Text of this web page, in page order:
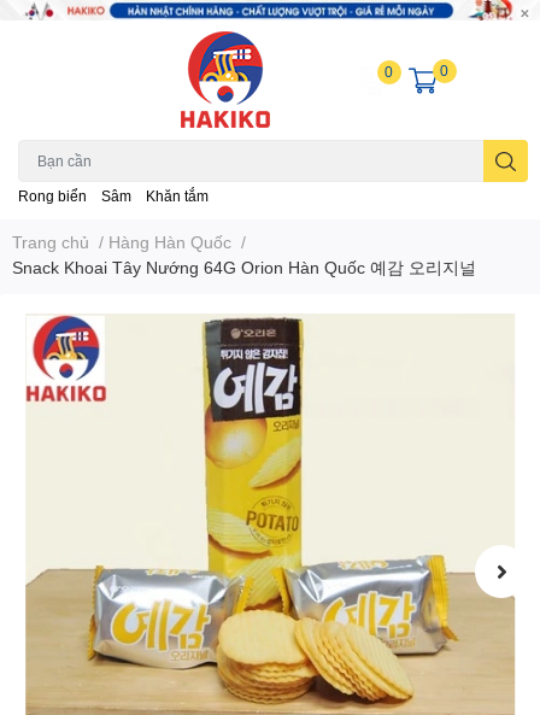
Rong biển Sâm Khăn tắm
0 0
Trang chủ / Hàng Hàn Quốc /
Snack Khoai Tây Nướng 64G Orion Hàn Quốc 예감 오리지널